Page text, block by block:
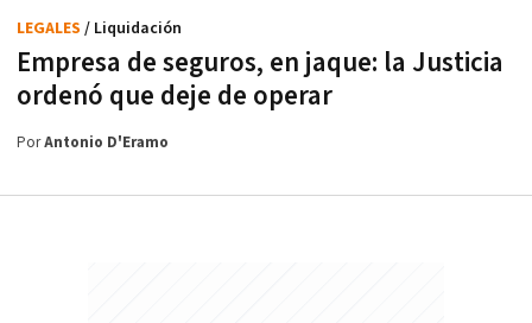
Empresa de seguros, en jaque: la Justicia
ordenó que deje de operar
LEGALES / Liquidación
PorAntonio D'Eramo